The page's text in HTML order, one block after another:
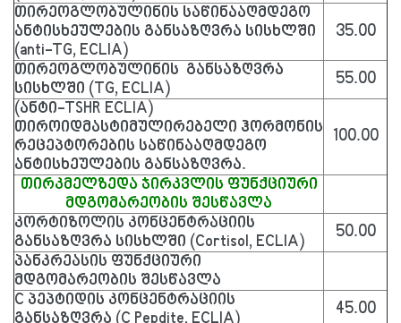
თირეოგლობულინის საწინააღმდეგო
ანტისხეულების განსაზღვრა სისხლში
(anti-TG, ECLIA)
35.00
თირეოგლობულინის განსაზღვრა
სისხლში (TG, ECLIA)
55.00
(ანტი-TSHR ECLIA)
თიროიდმასტიმულირებელი ჰორმონის
რეცეპტორების საწინააღმდეგო
ანტისხეულების განსაზღვრა.
100.00
თირკმელზედა ჯირკვლის ფუნქციური
მდგომარეობის შესწავლა
კორტიზოლის კონცენტრაციის
განსაზღვრა სისხლში (Cortisol, ECLIA)
50.00
პანკრეასის ფუნქციური
მდგომარეობის შესწავლა
C პეპტიდის კონცენტრაციის
განსაზღვრა (C Pepdite, ECLIA)
45.00